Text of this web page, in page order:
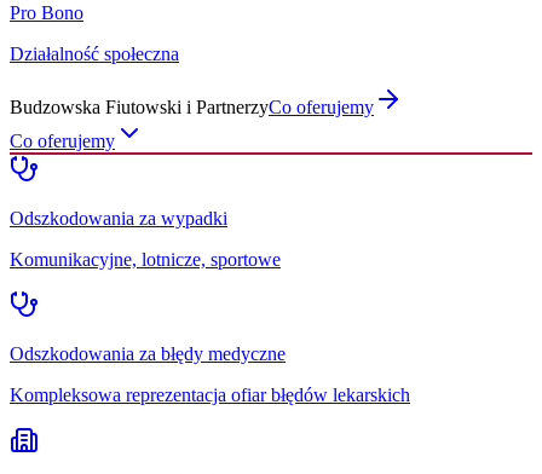
Pro Bono
Działalność społeczna
Budzowska Fiutowski i PartnerzyCo oferujemy
Co oferujemy
Odszkodowania za wypadki
Komunikacyjne, lotnicze, sportowe
Odszkodowania za błędy medyczne
Kompleksowa reprezentacja ofiar błędów lekarskich